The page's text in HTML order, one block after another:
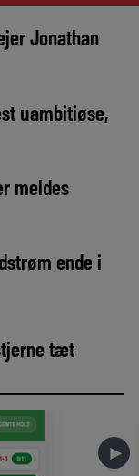
Jonathan
uambitiøse,
meldes
ende i
tæt
►